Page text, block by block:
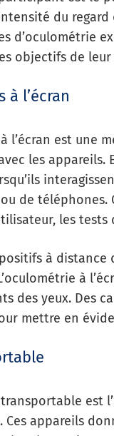
du
d’oculométrie
objectifs de leur
à l’écran
à l’écran est une
les appareils.
ou de
les
à
à
des yeux. Des
mettre en
transportable est
appareils